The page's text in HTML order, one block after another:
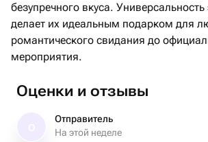
безупречного вкуса. Универсальность
делает их идеальным подарком для
романтического свидания до
мероприятия.
Оценки и отзывы
Отправитель
На этой неделе